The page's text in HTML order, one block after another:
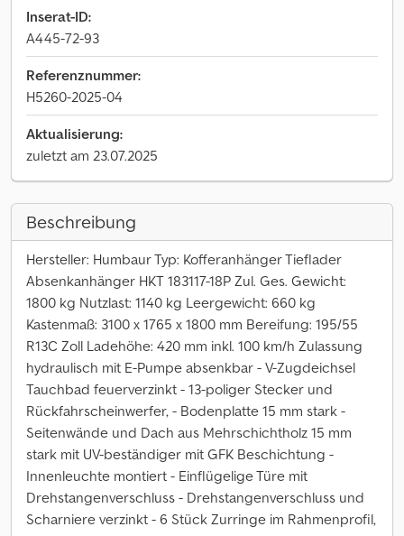
Inserat-ID:
A445-72-93
Referenznummer:
H5260-2025-04
Aktualisierung:
zuletzt am 23.07.2025
Beschreibung
Hersteller: Humbaur Typ: Kofferanhänger Tieflader
Absenkanhänger HKT 183117-18P Zul. Ges. Gewicht:
1800 kg Nutzlast: 1140 kg Leergewicht: 660 kg
Kastenmaß: 3100 x 1765 x 1800 mm Bereifung: 195/55
R13C Zoll Ladehöhe: 420 mm inkl. 100 km/h Zulassung
hydraulisch mit E-Pumpe absenkbar - V-Zugdeichsel
Tauchbad feuerverzinkt - 13-poliger Stecker und
Rückfahrscheinwerfer, - Bodenplatte 15 mm stark -
Seitenwände und Dach aus Mehrschichtholz 15 mm
stark mit UV-beständiger mit GFK Beschichtung -
Innenleuchte montiert - Einflügelige Türe mit
Drehstangenverschluss - Drehstangenverschluss und
Scharniere verzinkt - 6 Stück Zurringe im Rahmenprofil,